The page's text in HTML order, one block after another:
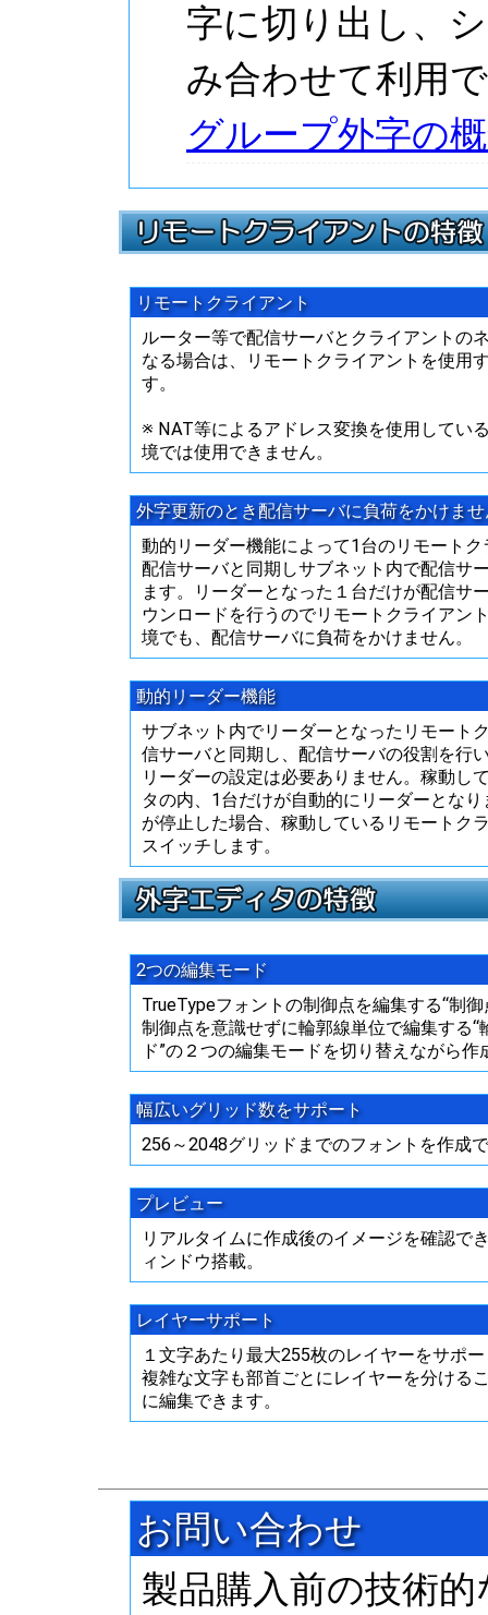
字に切り出し、
み合わせて利用
グループ外字の
リモートクライアント
ルーター等で配信サーバとクライアントの
なる場合は、リモートクライアントを使用
す。
※ NAT等によるアドレス変換を使用してい
境では使用できません。
外字更新のとき配信サーバに負荷をかけま
動的リーダー機能によって1台のリモート
配信サーバと同期しサブネット内で配信サ
ます。リーダーとなった１台だけが配信サ
ウンロードを行うのでリモートクライアン
境でも、配信サーバに負荷をかけません。
動的リーダー機能
サブネット内でリーダーとなったリモート
信サーバと同期し、配信サーバの役割を行
リーダーの設定は必要ありません。稼動し
タの内、1台だけが自動的にリーダーとな
が停止した場合、稼動しているリモートク
スイッチします。
2つの編集モード
TrueTypeフォントの制御点を編集する“制
制御点を意識せずに輪郭線単位で編集する“
ド”の２つの編集モードを切り替えながら作
幅広いグリッド数をサポート
256～2048グリッドまでのフォントを作成
プレビュー
リアルタイムに作成後のイメージを確認で
ィンドウ搭載。
レイヤーサポート
１文字あたり最大255枚のレイヤーをサポ
複雑な文字も部首ごとにレイヤーを分ける
に編集できます。
お問い合わせ
製品購入前の技術